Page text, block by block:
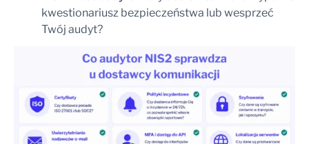
kwestionariusz bezpieczeństwa lub wesprzeć
Twój audyt?